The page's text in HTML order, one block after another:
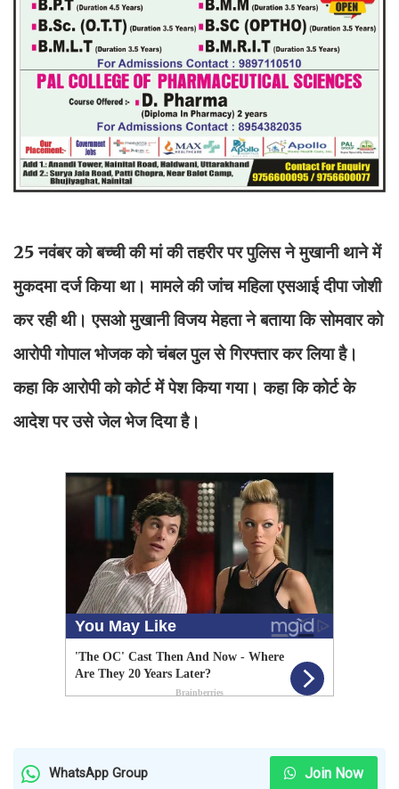
25 नवंबर को बच्ची की मां की तहरीर पर पुलिस ने मुखानी थाने में
मुकदमा दर्ज किया था। मामले की जांच महिला एसआई दीपा जोशी
कर रही थी। एसओ मुखानी विजय मेहता ने बताया कि सोमवार को
आरोपी गोपाल भोजक को चंबल पुल से गिरफ्तार कर लिया है।
कहा कि आरोपी को कोर्ट में पेश किया गया। कहा कि कोर्ट के
आदेश पर उसे जेल भेज दिया है।
WhatsApp Group Join Now